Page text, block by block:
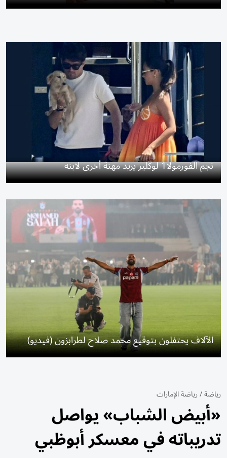
نجم الفورمولا1 لوكلير يريد مهنة أخرى لابنه
الآلاف يحتفلون بتوقيع محمد صلاح لطرابزون (فيديو)
رياضة/رياضة الإمارات
«أبيض الشباب» يواصل
تدريباته في معسكر أبوظبي